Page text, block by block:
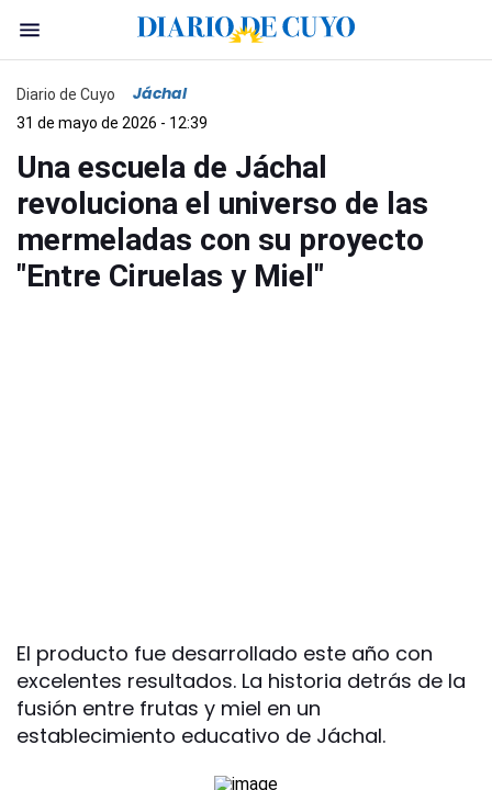
Diario de Cuyo Jáchal
31 de mayo de 2026 - 12:39
Una escuela de Jáchal
revoluciona el universo de las
mermeladas con su proyecto
"Entre Ciruelas y Miel"
El producto fue desarrollado este año con
excelentes resultados. La historia detrás de la
fusión entre frutas y miel en un
establecimiento educativo de Jáchal.